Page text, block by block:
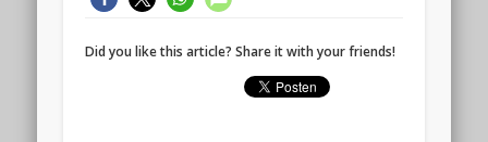
Did you like this article? Share it with your friends!